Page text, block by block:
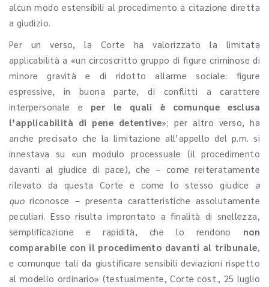
alcun modo estensibili al procedimento a citazione diretta
a giudizio.
Per un verso, la Corte ha valorizzato la limitata
applicabilità a «un circoscritto gruppo di figure criminose di
minore gravità e di ridotto allarme sociale: figure
espressive, in buona parte, di conflitti a carattere
interpersonale e per le quali è comunque esclusa
l’applicabilità di pene detentive»; per altro verso, ha
anche precisato che la limitazione all’appello del p.m. si
innestava su «un modulo processuale (il procedimento
davanti al giudice di pace), che – come reiteratamente
rilevato da questa Corte e come lo stesso giudice a
quoriconosce – presenta caratteristiche assolutamente
peculiari. Esso risulta improntato a finalità di snellezza,
semplificazione e rapidità, che lo rendono non
comparabile con il procedimento davanti al tribunale
e comunque tali da giustificare sensibili deviazioni rispetto
al modello ordinario» (testualmente, Corte cost., 25 luglio